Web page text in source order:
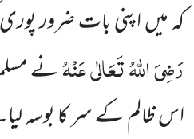
کہمیں اپنی بات ضرور
رَضِیَ اللہُ تَعَالٰی عَنْہُنے
اس ظالم کے سر کا بوسہ